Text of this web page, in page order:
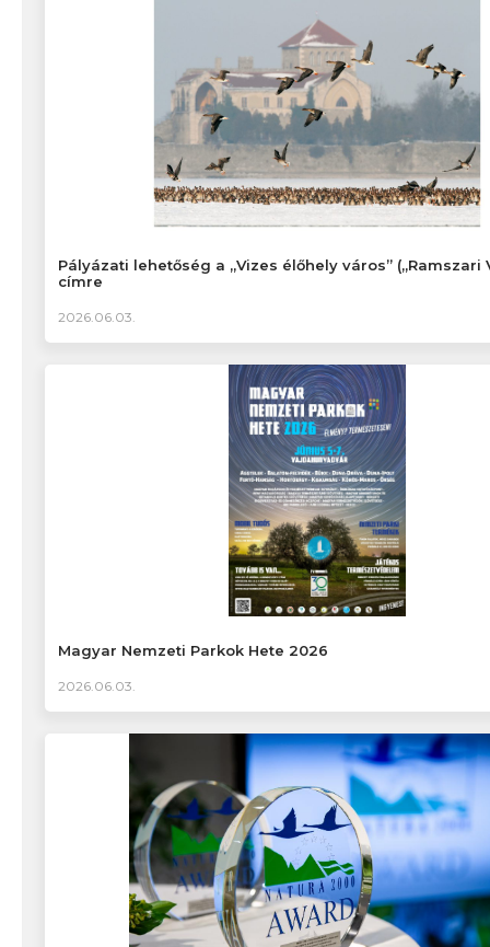
Pályázati lehetőség a „Vizes élőhely város” („Ramszari
címre
2026.06.03.
Magyar Nemzeti Parkok Hete 2026
2026.06.03.